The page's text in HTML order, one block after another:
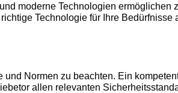
moderne Technologien
Technologie für Ihre
Normen zu beachten. Ein
allen relevanten